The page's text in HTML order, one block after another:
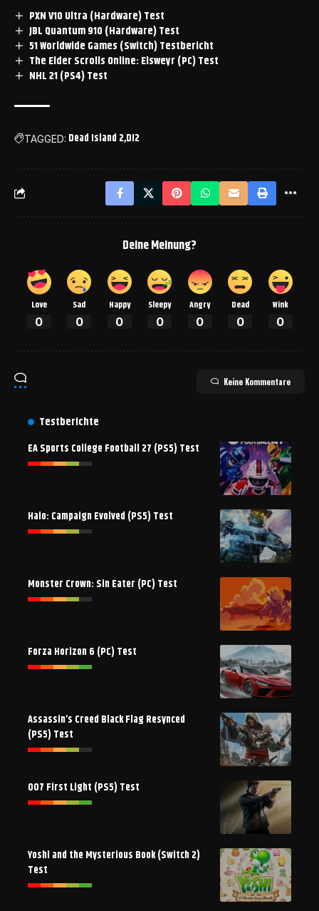
PXN V10 Ultra (Hardware) Test
JBL Quantum 910 (Hardware) Test
51 Worldwide Games (Switch) Testbericht
The Elder Scrolls Online: Elsweyr (PC) Test
NHL 21 (PS4) Test
TAGGED: Dead Island 2 DI2
Deine Meinung?
Love
0
Sad
0
Happy
0
Sleepy
0
Angry
0
Dead
0
Wink
0
Keine Kommentare
Testberichte
EA Sports College Football 27 (PS5) Test
Halo: Campaign Evolved (PS5) Test
Monster Crown: Sin Eater (PC) Test
Forza Horizon 6 (PC) Test
Assassin’s Creed Black Flag Resynced
(PS5) Test
007 First Light (PS5) Test
Yoshi and the Mysterious Book (Switch 2)
Test